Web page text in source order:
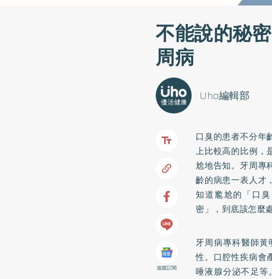
不能說的秘
周病
Uho編輯部
追蹤訂閱
口臭的患者不分年
上比較高的比例，
尬地告知。牙周專
齡的病患一表人才
知道尷尬的「口
密」，到底該怎麼
牙周病專科醫師黃
性。口腔性疾病會
唾液腺分泌不足